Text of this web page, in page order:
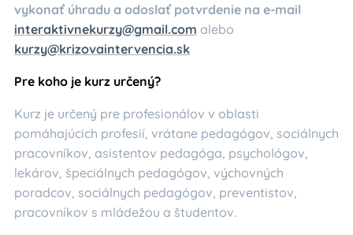
vykonať úhradu a odoslať potvrdenie na e-mail
interaktivnekurzy@gmail.com alebo
kurzy@krizovaintervencia.sk
Pre koho je kurz určený?
Kurz je určený pre profesionálov v oblasti
pomáhajúcich profesií, vrátane pedagógov, sociálnych
pracovníkov, asistentov pedagóga, psychológov,
lekárov, špeciálnych pedagógov, výchovných
poradcov, sociálnych pedagógov, preventistov,
pracovníkov s mládežou a študentov.